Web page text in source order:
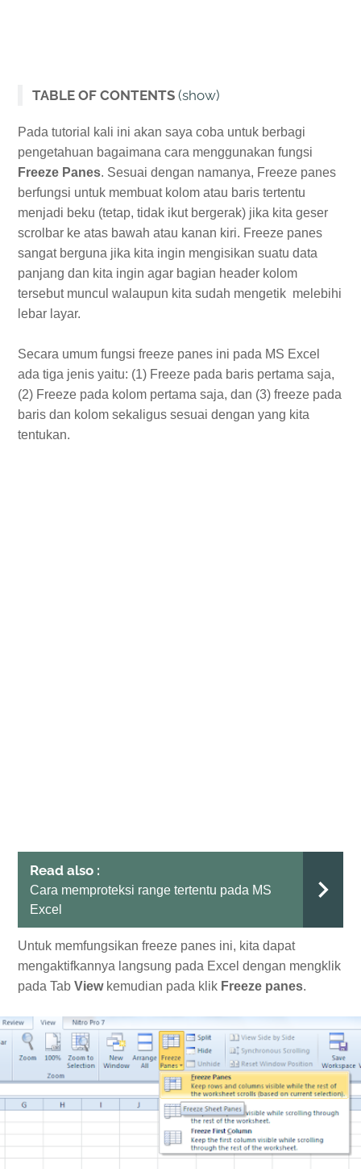
TABLE OF CONTENTS (show)
Pada tutorial kali ini akan saya coba untuk berbagi
pengetahuan bagaimana cara menggunakan fungsi
Freeze Panes. Sesuai dengan namanya, Freeze panes
berfungsi untuk membuat kolom atau baris tertentu
menjadi beku (tetap, tidak ikut bergerak) jika kita geser
scrolbar ke atas bawah atau kanan kiri. Freeze panes
sangat berguna jika kita ingin mengisikan suatu data
panjang dan kita ingin agar bagian header kolom
tersebut muncul walaupun kita sudah mengetik melebihi
lebar layar.
Secara umum fungsi freeze panes ini pada MS Excel
ada tiga jenis yaitu: (1) Freeze pada baris pertama saja,
(2) Freeze pada kolom pertama saja, dan (3) freeze pada
baris dan kolom sekaligus sesuai dengan yang kita
tentukan.
Read also :
Cara memproteksi range tertentu pada MS
Excel
Untuk memfungsikan freeze panes ini, kita dapat
mengaktifkannya langsung pada Excel dengan mengklik
pada Tab View kemudian pada klik Freeze panes.